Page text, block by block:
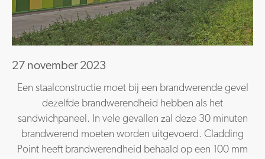
27 november 2023
Een staalconstructie moet bij een brandwerende gevel
dezelfde brandwerendheid hebben als het
sandwichpaneel. In vele gevallen zal deze 30 minuten
brandwerend moeten worden uitgevoerd. Cladding
Point heeft brandwerendheid behaald op een 100 mm